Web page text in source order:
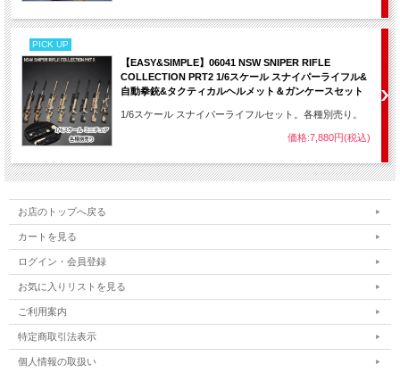
PICK UP
【EASY&SIMPLE】06041 NSW SNIPER RIFLE
COLLECTION PRT2 1/6スケール スナイパーライフル&
自動拳銃&タクティカルヘルメット＆ガンケースセット
1/6スケール スナイパーライフルセット。各種別売り。
価格:7,880円(税込)
お店のトップへ戻る
カートを見る
ログイン・会員登録
お気に入りリストを見る
ご利用案内
特定商取引法表示
個人情報の取扱い